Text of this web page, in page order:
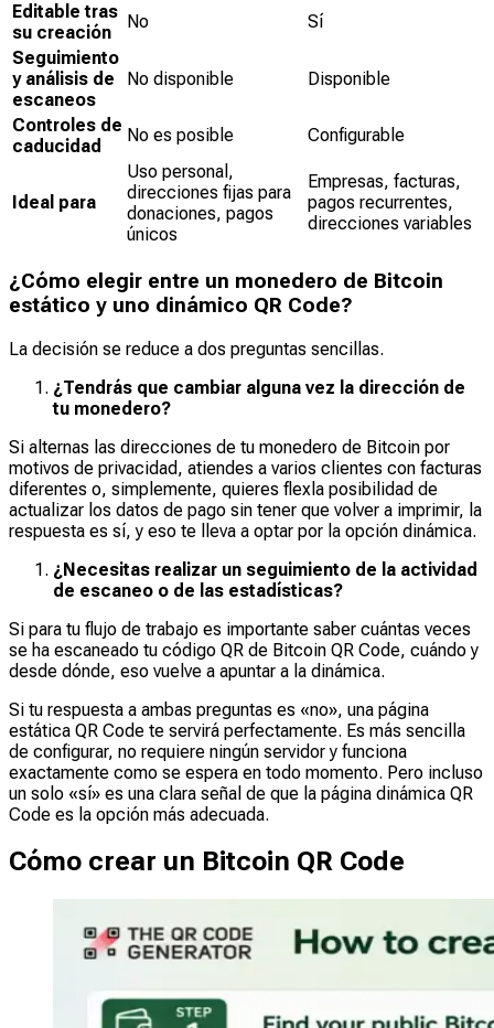
Editable tras
su creación
No
Sí
Seguimiento
y análisis de
escaneos
No disponible Disponible
Controles de
caducidad
No es posible Configurable
Ideal para
Uso personal,
direcciones fijas para
donaciones, pagos
únicos
Empresas, facturas,
pagos recurrentes,
direcciones variables
¿Cómo elegir entre un monedero de Bitcoin
estático y uno dinámico QR Code?
La decisión se reduce a dos preguntas sencillas.
¿Tendrás que cambiar alguna vez la dirección de
tu monedero?
Si alternas las direcciones de tu monedero de Bitcoin por
motivos de privacidad, atiendes a varios clientes con facturas
diferentes o, simplemente, quieres flexla posibilidad de
actualizar los datos de pago sin tener que volver a imprimir, la
respuesta es sí, y eso te lleva a optar por la opción dinámica.
¿Necesitas realizar un seguimiento de la actividad
de escaneo o de las estadísticas?
Si para tu flujo de trabajo es importante saber cuántas veces
se ha escaneado tu código QR de Bitcoin QR Code, cuándo y
desde dónde, eso vuelve a apuntar a la dinámica.
Si tu respuesta a ambas preguntas es «no», una página
estática QR Code te servirá perfectamente. Es más sencilla
de configurar, no requiere ningún servidor y funciona
exactamente como se espera en todo momento. Pero incluso
un solo «sí» es una clara señal de que la página dinámica QR
Code es la opción más adecuada.
Cómo crear un Bitcoin QR Code